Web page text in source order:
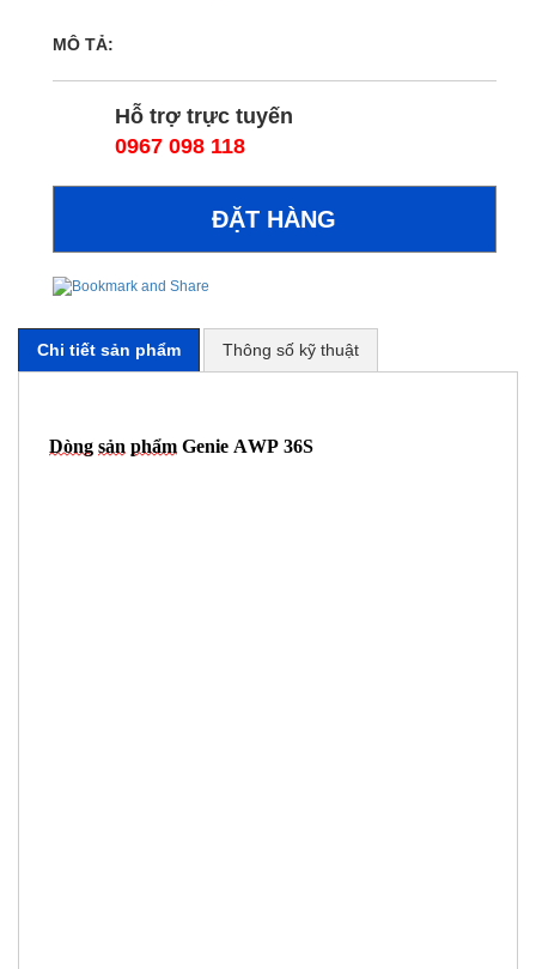
MÔ TẢ:
Hỗ trợ trực tuyến
0967 098 118
Chi tiết sản phẩm Thông số kỹ thuật
Dòng sản phẩm Genie AWP 36S